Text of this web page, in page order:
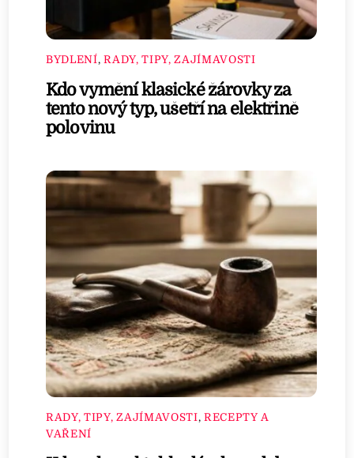
BYDLENÍ,RADY, TIPY, ZAJÍMAVOSTI
Kdo vymění klasické žárovky za
tento nový typ, ušetří na elektřině
polovinu
RADY, TIPY, ZAJÍMAVOSTI, RECEPTY A
VAŘENÍ